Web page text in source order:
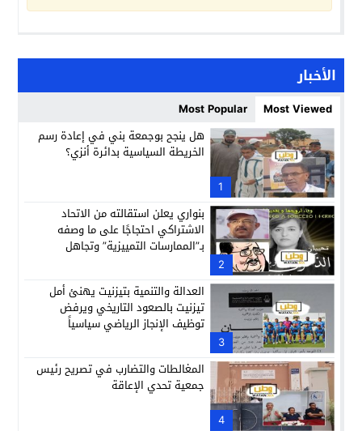
الأخبار
Most Viewed
Most Popular
1
هل ينجح بوجمعة بني في إعادة رسم
الخريطة السياسية بدائرة أنزي؟
2
بنواري يعلن استقالته من الاتحاد
الاشتراكي احتجاجًا على ما وصفه
بـ”الممارسات التمييزية” وتجاهل
3
العدالة والتنمية بتيزنيت يهنئ أمل
تيزنيت بالصعود التاريخي ويرفض
توظيف الإنجاز الرياضي سياسياً
4
المغالطات والتضارب في تصريح رئيس
جمعية تحدي الإعاقة